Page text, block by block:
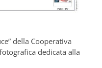
della Cooperativa
dedicata alla